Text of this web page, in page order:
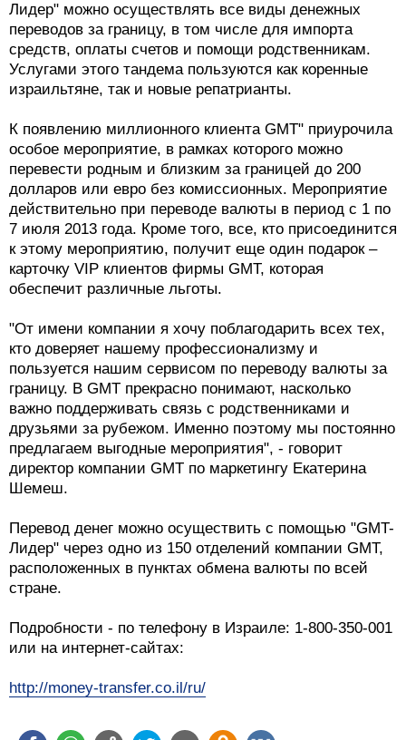
Лидер" можно осуществлять все виды денежных
переводов за границу, в том числе для импорта
средств, оплаты счетов и помощи родственникам.
Услугами этого тандема пользуются как коренные
израильтяне, так и новые репатрианты.
К появлению миллионного клиента GMT" приурочила
особое мероприятие, в рамках которого можно
перевести родным и близким за границей до 200
долларов или евро без комиссионных. Мероприятие
действительно при переводе валюты в период с 1 по
7 июля 2013 года. Кроме того, все, кто присоединится
к этому мероприятию, получит еще один подарок –
карточку VIP клиентов фирмы GMT, которая
обеспечит различные льготы.
"От имени компании я хочу поблагодарить всех тех,
кто доверяет нашему профессионализму и
пользуется нашим сервисом по переводу валюты за
границу. В GMT прекрасно понимают, насколько
важно поддерживать связь с родственниками и
друзьями за рубежом. Именно поэтому мы постоянно
предлагаем выгодные мероприятия", - говорит
директор компании GMT по маркетингу Екатерина
Шемеш.
Перевод денег можно осуществить с помощью "GMT-
Лидер" через одно из 150 отделений компании GMT,
расположенных в пунктах обмена валюты по всей
стране.
Подробности - по телефону в Израиле: 1-800-350-001
или на интернет-сайтах:
http://money-transfer.co.il/ru/